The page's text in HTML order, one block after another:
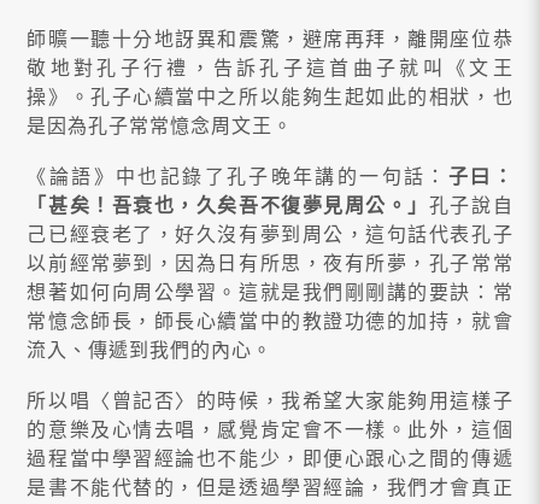
師曠一聽十分地訝異和震驚，避席再拜，離開座位恭
敬地對孔子行禮，告訴孔子這首曲子就叫《文王
操》。孔子心續當中之所以能夠生起如此的相狀，也
是因為孔子常常憶念周文王。
《論語》中也記錄了孔子晚年講的一句話： 子曰：
「甚矣！吾衰也，久矣吾不復夢見周公。」 孔子說自
己已經衰老了，好久沒有夢到周公，這句話代表孔子
以前經常夢到，因為日有所思，夜有所夢，孔子常常
想著如何向周公學習。這就是我們剛剛講的要訣：常
常憶念師長，師長心續當中的教證功德的加持，就會
流入、傳遞到我們的內心。
所以唱〈曾記否〉的時候，我希望大家能夠用這樣子
的意樂及心情去唱，感覺肯定會不一樣。此外，這個
過程當中學習經論也不能少，即便心跟心之間的傳遞
是書不能代替的，但是透過學習經論，我們才會真正